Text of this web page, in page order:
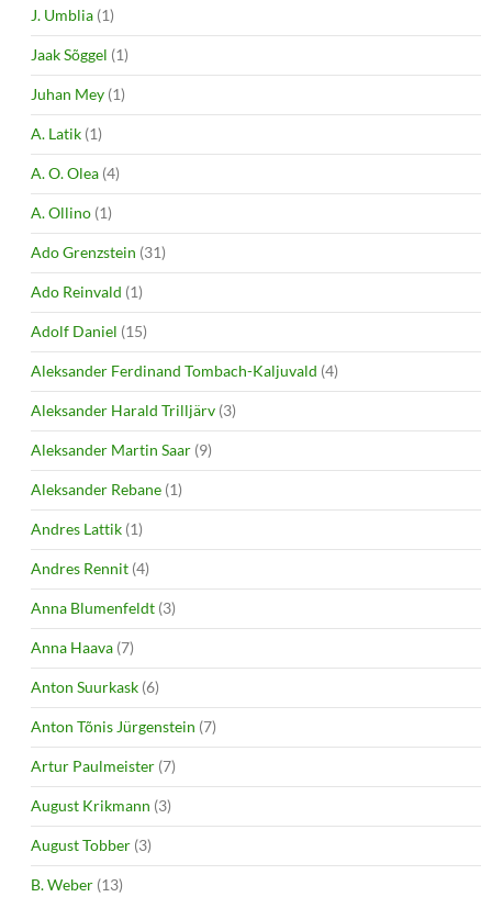
J. Umblia (1)
Jaak Sõggel (1)
Juhan Mey (1)
A. Latik (1)
A. O. Olea (4)
A. Ollino (1)
Ado Grenzstein (31)
Ado Reinvald (1)
Adolf Daniel (15)
Aleksander Ferdinand Tombach-Kaljuvald (4)
Aleksander Harald Trilljärv (3)
Aleksander Martin Saar (9)
Aleksander Rebane (1)
Andres Lattik (1)
Andres Rennit (4)
Anna Blumenfeldt (3)
Anna Haava (7)
Anton Suurkask (6)
Anton Tõnis Jürgenstein (7)
Artur Paulmeister (7)
August Krikmann (3)
August Tobber (3)
B. Weber (13)